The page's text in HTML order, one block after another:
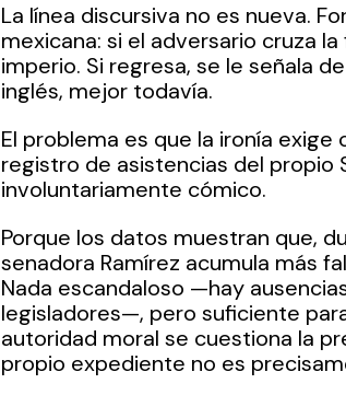
La línea discursiva no es nueva.
mexicana: si el adversario cruza
imperio. Si regresa, se le señala
inglés, mejor todavía.
El problema es que la ironía
registro de asistencias del propio
involuntariamente cómico.
Porque los datos muestran que,
senadora Ramírez acumula más
Nada escandaloso —hay
legisladores—, pero suficiente
autoridad moral se cuestiona la
propio expediente no es